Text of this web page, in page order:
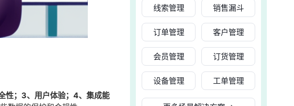
性；3、用户体验；4、集成能
线索管理 销售漏斗
订单管理 客户管理
会员管理 订货管理
设备管理 工单管理